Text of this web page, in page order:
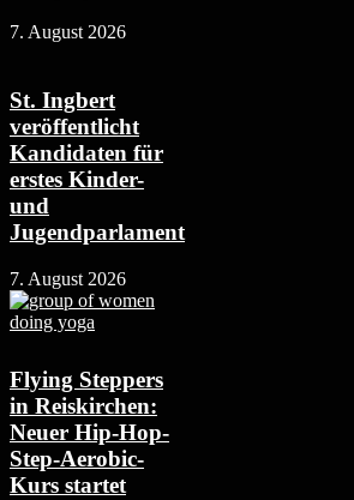
7. August 2026
St. Ingbert
veröffentlicht
Kandidaten für
erstes Kinder-
und
Jugendparlament
7. August 2026
Flying Steppers
in Reiskirchen:
Neuer Hip-Hop-
Step-Aerobic-
Kurs startet